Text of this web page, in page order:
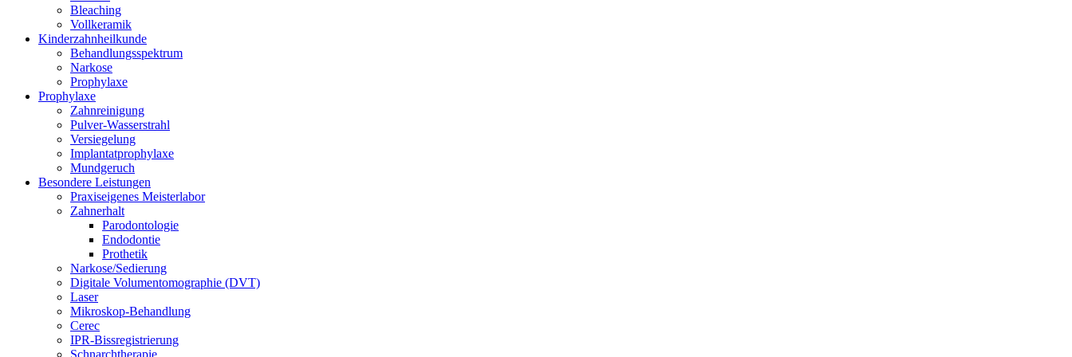
Bleaching
Vollkeramik
Kinderzahnheilkunde
Behandlungsspektrum
Narkose
Prophylaxe
Prophylaxe
Zahnreinigung
Pulver-Wasserstrahl
Versiegelung
Implantatprophylaxe
Mundgeruch
Besondere Leistungen
Praxiseigenes Meisterlabor
Zahnerhalt
Parodontologie
Endodontie
Prothetik
Narkose/Sedierung
Digitale Volumentomographie (DVT)
Laser
Mikroskop-Behandlung
Cerec
IPR-Bissregistrierung
Schnarchtherapie